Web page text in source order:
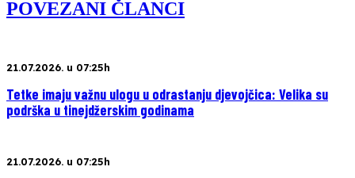
POVEZANI ČLANCI
21.07.2026. u 07:25h
Tetke imaju važnu ulogu u odrastanju djevojčica: Velika su
podrška u tinejdžerskim godinama
21.07.2026. u 07:25h